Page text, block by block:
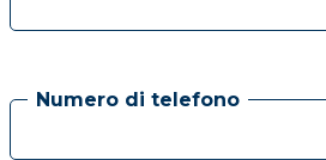
Numero di telefono